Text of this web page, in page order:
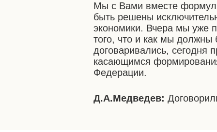
Мы с Вами вместе
быть решены
экономики. Вчера мы уже
того, что и как мы должны
договаривались, сегодня
касающимся
Федерации.
Д.А.Медведев: